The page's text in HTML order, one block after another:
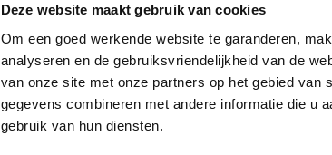
Deze website maakt gebruik van cookies
Om een goed werkende website te garanderen,
analyseren en de gebruiksvriendelijkheid van de
van onze site met onze partners op het gebied van
gegevens combineren met andere informatie die u
gebruik van hun diensten.